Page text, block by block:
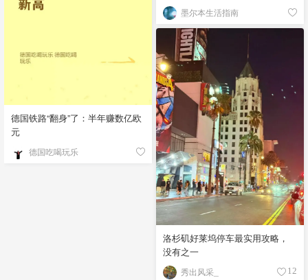
墨尔本生活指南
德国铁路“翻身”了：半年赚数亿欧
元
德国吃喝玩乐
洛杉矶好莱坞停车最实用攻略，
没有之一
秀出风采_ 12